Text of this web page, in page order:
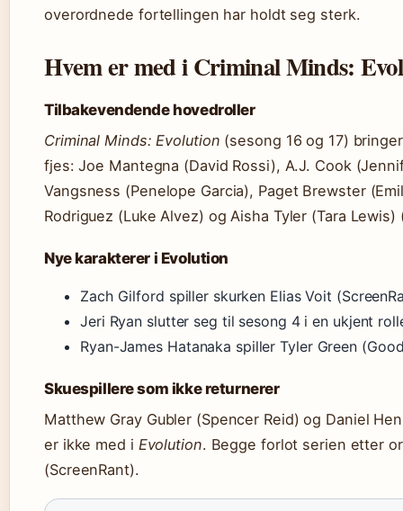
overordnede fortellingen har holdt seg sterk.
Hvem er med i Criminal Minds:
Tilbakevendende hovedroller
Criminal Minds: Evolution (sesong 16 og 17)
fjes: Joe Mantegna (David Rossi), A.J. Cook
Vangsness (Penelope Garcia), Paget Brewster
Rodriguez (Luke Alvez) og Aisha Tyler (Tara
Nye karakterer i Evolution
Zach Gilford spiller skurken Elias Voit
Jeri Ryan slutter seg til sesong 4 i en ukjent
Ryan-James Hatanaka spiller Tyler Green
Skuespillere som ikke returnerer
Matthew Gray Gubler (Spencer Reid) og Daniel
er ikke med i Evolution. Begge forlot serien etter
(ScreenRant).